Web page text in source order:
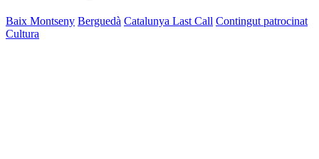
Baix Montseny Berguedà Catalunya Last Call Contingut patrocinat
Cultura